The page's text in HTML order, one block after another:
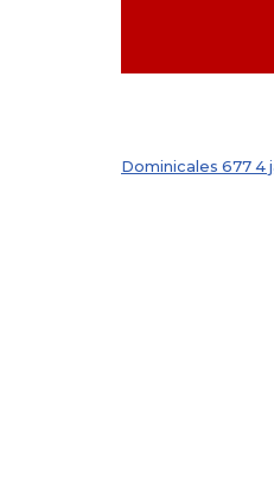
Dominicales 677 4